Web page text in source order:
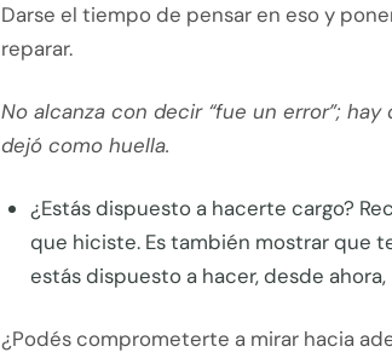
Darse el tiempo de pensar en eso y
reparar.
No alcanza con decir “fue un error”;
dejó como huella.
¿Estás dispuesto a hacerte cargo?
que hiciste. Es también mostrar que
estás dispuesto a hacer, desde
¿Podés comprometerte a mirar hacia